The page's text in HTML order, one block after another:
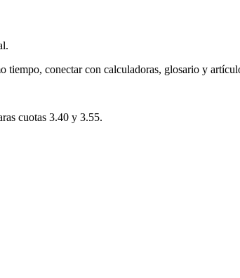
tiempo, conectar con calculadoras, glosario y
cuotas 3.40 y 3.55.